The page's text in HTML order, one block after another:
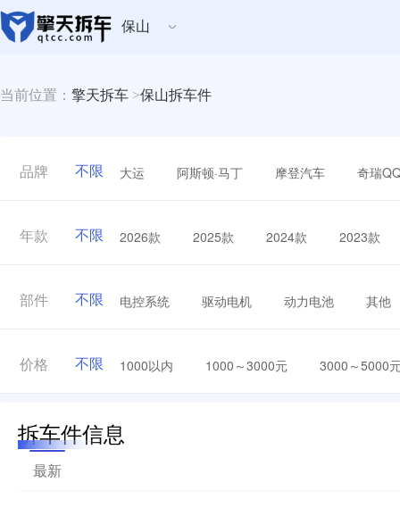
保山
当前位置： 擎天拆车 >保山拆车件
品牌 不限 大运 阿斯顿·马丁 摩登汽车 奇瑞
年款 不限 2026款 2025款 2024款 2023款
部件 不限 电控系统 驱动电机 动力电池 其他
价格 不限 1000以内 1000～3000元 3000～5000
拆车件信息
最新